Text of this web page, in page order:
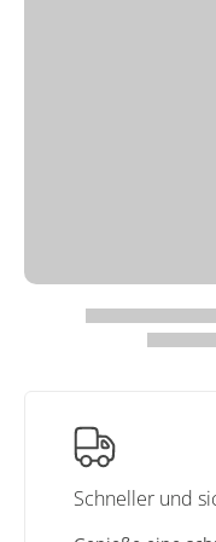
Schneller und